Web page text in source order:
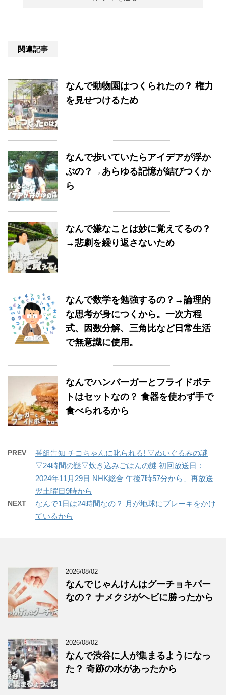
関連記事
なんで動物園はつくられたの？ 権力
を見せつけるため
なんで歩いていたらアイデアが浮か
ぶの？→あらゆる記憶が結びつくか
ら
なんで嫌なことは妙に覚えてるの？
→悲劇を繰り返さないため
なんで数学を勉強するの？→論理的
な思考が身につくから。一次方程
式、因数分解、三角比など日常生活
で無意識に使用。
なんでハンバーガーとフライドポテ
トはセットなの？ 食器を使わず手で
食べられるから
PREV
番組告知 チコちゃんに叱られる! ▽ぬいぐるみの謎
▽24時間の謎▽炊き込みごはんの謎 初回放送日：
2024年11月29日 NHK総合 午後7時57分から、再放送
翌土曜日9時から
NEXT
なんで1日は24時間なの？ 月が地球にブレーキをかけ
ているから
2026/08/02
なんでじゃんけんはグーチョキパー
なの？ ナメクジがヘビに勝ったから
2026/08/02
なんで渋谷に人が集まるようになっ
た？ 奇跡の水があったから